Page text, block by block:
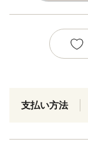
支払い方法